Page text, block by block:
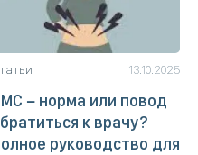
13.10.2025
− норма или повод
к врачу?
руководство для